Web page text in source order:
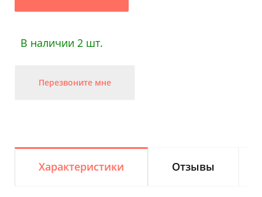
В наличии 2 шт.
Перезвоните мне
Характеристики Отзывы